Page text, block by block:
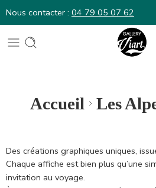
Nous contacter : 04 79 05 07 62
Accueil Les
Des créations graphiques uniques,
Chaque affiche est bien plus qu’une
invitation au voyage.